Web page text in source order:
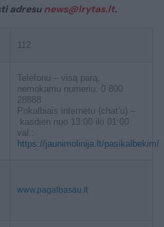
adresu news@lrytas.lt.
112
Telefonu – visą parą,
nemokamu numeriu: 0 800
28888
Pokalbiais internetu (chat’u) –
kasdien nuo 13:00 iki 01:00
val.:
https://jaunimolinija.lt/pasikalbekim/
www.pagalbasau.lt